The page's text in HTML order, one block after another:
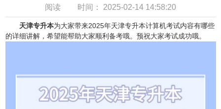
阅读 时间： 2025-02-14 14:58:20
天津专升本为大家带来2025年天津专升本计算机考试内容有哪些
的详细讲解，希望能帮助大家顺利备考哦。预祝大家考试成功哦。